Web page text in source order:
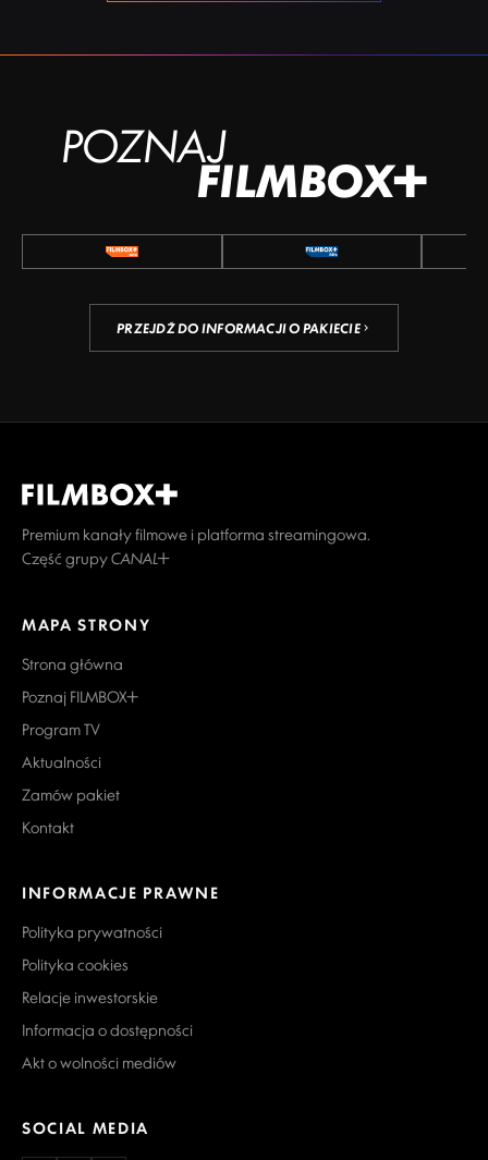
POZNAJ
FILMBOX+
PRZEJDŹ DO INFORMACJI O PAKIECIE
Premium kanały filmowe i platforma streamingowa.
Część grupy CANAL+
MAPA STRONY
Strona główna
Poznaj FILMBOX+
Program TV
Aktualności
Zamów pakiet
Kontakt
INFORMACJE PRAWNE
Polityka prywatności
Polityka cookies
Relacje inwestorskie
Informacja o dostępności
Akt o wolności mediów
SOCIAL MEDIA